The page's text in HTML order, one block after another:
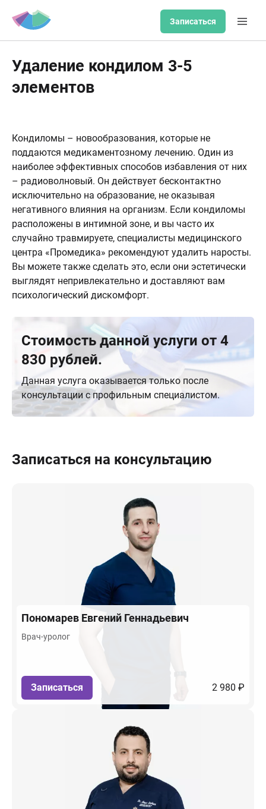
Записаться
Удаление кондилом 3-5
элементов
Кондиломы – новообразования, которые не
поддаются медикаментозному лечению. Один из
наиболее эффективных способов избавления от них
– радиоволновый. Он действует бесконтактно
исключительно на образование, не оказывая
негативного влияния на организм. Если кондиломы
расположены в интимной зоне, и вы часто их
случайно травмируете, специалисты медицинского
центра «Промедика» рекомендуют удалить наросты.
Вы можете также сделать это, если они эстетически
выглядят непривлекательно и доставляют вам
психологический дискомфорт.
Стоимость данной услуги от 4
830 рублей.
Данная услуга оказывается только после
консультации с профильным специалистом.
Записаться на консультацию
Пономарев Евгений Геннадьевич
Врач-уролог
Записаться 2 980 ₽